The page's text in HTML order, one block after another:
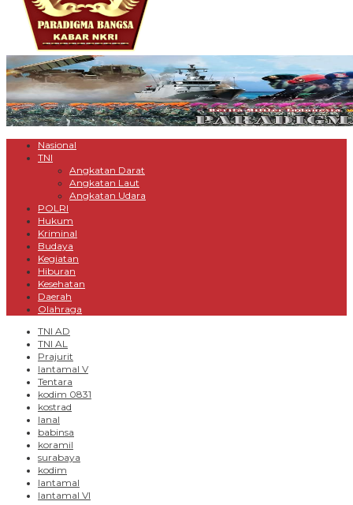
Nasional
TNI
Angkatan Darat
Angkatan Laut
Angkatan Udara
POLRI
Hukum
Kriminal
Budaya
Kegiatan
Hiburan
Kesehatan
Daerah
Olahraga
TNI AD
TNI AL
Prajurit
lantamal V
Tentara
kodim 0831
kostrad
lanal
babinsa
koramil
surabaya
kodim
lantamal
lantamal VI